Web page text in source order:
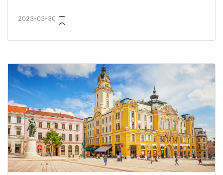
2023-03-30